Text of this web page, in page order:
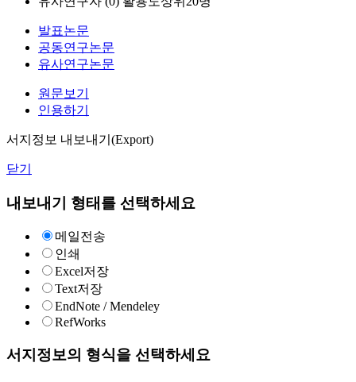
발표논문
공동연구논문
유사연구논문
원문보기
인용하기
서지정보 내보내기(Export)
닫기
내보내기 형태를 선택하세요
메일전송
인쇄
Excel저장
Text저장
EndNote / Mendeley
RefWorks
서지정보의 형식을 선택하세요